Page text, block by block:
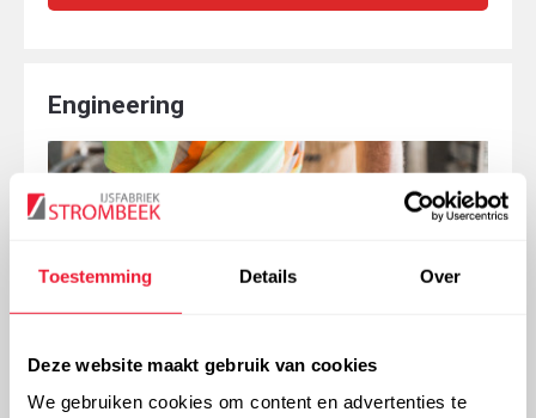
Toestemming Details Over
Deze website maakt gebruik van cookies
We gebruiken cookies om content en advertenties te
Engineering